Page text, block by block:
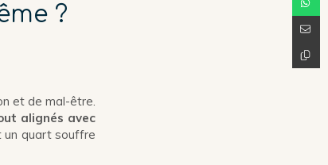
?
et de mal-être.
alignés avec
un quart souffre